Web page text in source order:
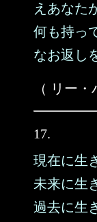
えあなた
何も持っ
なお返し
（ リー・
17.
現在に生
未来に生
過去に生